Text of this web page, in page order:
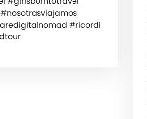
#ricordi